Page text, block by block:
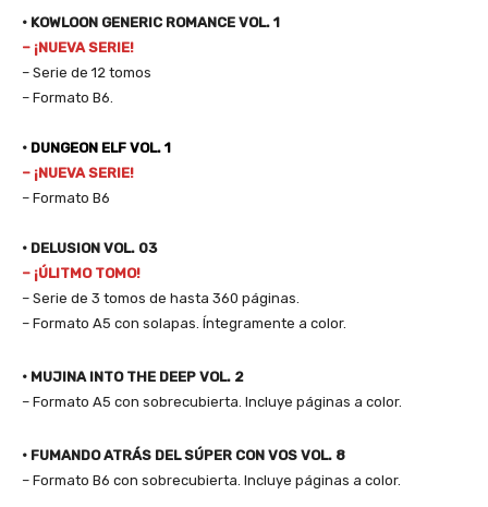
• KOWLOON GENERIC ROMANCE VOL. 1
– ¡NUEVA SERIE!
– Serie de 12 tomos
– Formato B6.
• DUNGEON ELF VOL. 1
– ¡NUEVA SERIE!
– Formato B6
• DELUSION VOL. 03
– ¡ÚLITMO TOMO!
– Serie de 3 tomos de hasta 360 páginas.
– Formato A5 con solapas. Íntegramente a color.
• MUJINA INTO THE DEEP VOL. 2
– Formato A5 con sobrecubierta. Incluye páginas a color.
• FUMANDO ATRÁS DEL SÚPER CON VOS VOL. 8
– Formato B6 con sobrecubierta. Incluye páginas a color.